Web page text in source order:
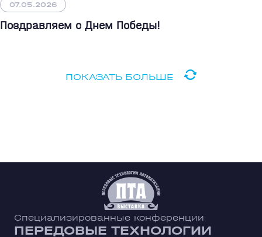
07.05.2026
Поздравляем с Днем Победы!
ПОКАЗАТЬ БОЛЬШЕ
Специализированные конференции
ПЕРЕДОВЫЕ ТЕХНОЛОГИИ